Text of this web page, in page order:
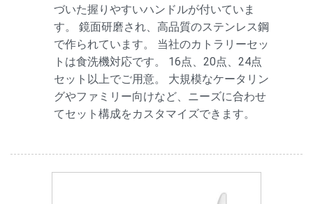
づいた握りやすいハンドルが付いていま
す。 鏡面研磨され、高品質のステンレス鋼
で作られています。 当社のカトラリーセッ
トは食洗機対応です。 16点、20点、24点
セット以上でご用意。 大規模なケータリン
グやファミリー向けなど、ニーズに合わせ
てセット構成をカスタマイズできます。